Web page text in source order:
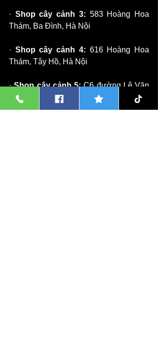
· Shop cây cảnh 3: 583 Hoàng Hoa
Thám, Ba Đình, Hà Nội
· Shop cây cảnh 4: 616 Hoàng Hoa
Thám, Tây Hồ, Hà Nội
· Shop cây cảnh 5: C6 đường Lê Văn
Tám, chợ cây cảnh Vạn Phúc, Hà Đông